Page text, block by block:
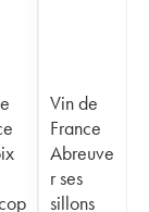
Vin de
France
Abreuve
r ses
sillons